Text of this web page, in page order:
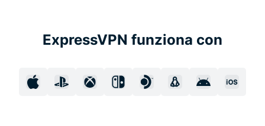
ExpressVPN funziona con